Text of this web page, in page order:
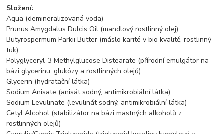
Složení:
Aqua (demineralizovaná voda)
Prunus Amygdalus Dulcis Oil (mandlový rostlinný olej)
Butyrospermum Parkii Butter (máslo karité v bio kvalitě, rostlinný
tuk)
Polyglyceryl-3 Methylglucose Distearate (přírodní emulgátor na
bázi glycerinu, glukózy a rostlinných olejů)
Glycerin (hydratační látka)
Sodium Anisate (anisát sodný, antimikrobiální látka)
Sodium Levulinate (levulinát sodný, antimikrobiální látka)
Cetyl Alcohol (stabilizátor na bázi mastných alkoholů z
rostlinných olejů)